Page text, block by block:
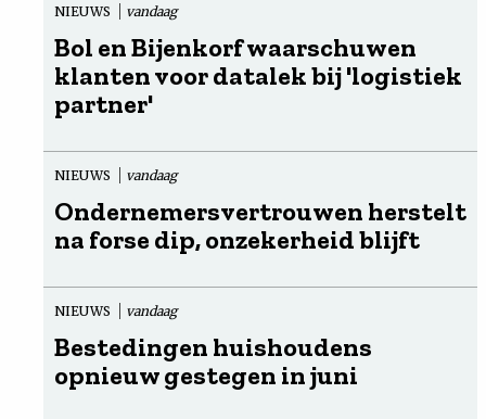
NIEUWS vandaag
Bol en Bijenkorf waarschuwen
klanten voor datalek bij 'logistiek
partner'
NIEUWS vandaag
Ondernemersvertrouwen herstelt
na forse dip, onzekerheid blijft
NIEUWS vandaag
Bestedingen huishoudens
opnieuw gestegen in juni